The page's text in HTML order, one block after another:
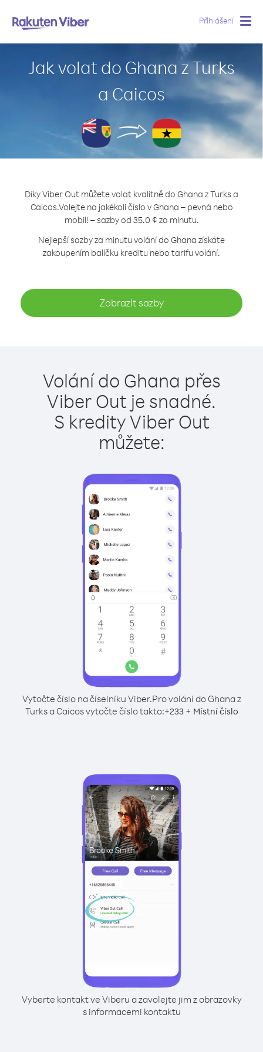
Přihlášení
Jak volat do Ghana z Turks
a Caicos
Díky Viber Out můžete volat kvalitně do Ghana z Turks a
Caicos.Volejte na jakékoli číslo v Ghana – pevná nebo
mobil! – sazby od 35.0 ¢ za minutu.
Nejlepší sazby za minutu volání do Ghana získáte
zakoupením balíčku kreditu nebo tarifu volání.
Zobrazit sazby
Volání do Ghana přes
Viber Out je snadné.
S kredity Viber Out
můžete:
Vytočte číslo na číselníku Viber.Pro volání do Ghana z
Turks a Caicos vytočte číslo takto:+233+ Místní číslo
Vyberte kontakt ve Viberu a zavolejte jim z obrazovky
s informacemi kontaktu